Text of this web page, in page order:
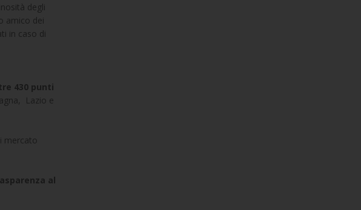
degli
amico dei
in caso di
430 punti
Lazio e
mercato
al